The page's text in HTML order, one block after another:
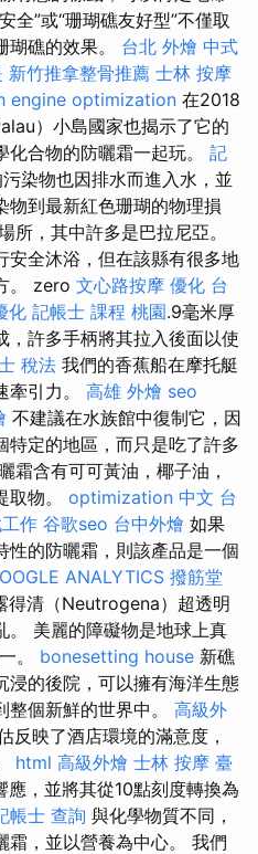
全”或“珊瑚礁友好型”不僅取
瑚礁的效果。 台北 外燴 中式
新竹推拿整骨推薦 士林 按摩
engine optimization 在2018
）小島國家也揭示了它的
合物的防曬霜一起玩。 記
染物也因排水而進入水，並
物到最新紅色珊瑚的物理損
所，其中許多是巴拉尼亞。
安全沐浴，但在該縣有很多地
。 zero 文心路按摩 優化 台
化 記帳士 課程 桃園.9毫米厚
，許多手柄將其拉入後面以使
稅法 我們的香蕉船在摩托艇
牽引力。 高雄 外燴 seo
不建議在水族館中復制它，因
特定的地區，而只是吃了許多
霜含有可可黃油，椰子油，
取物。 optimization 中文 台
作 谷歌seo 台中外燴 如果
性的防曬霜，則該產品是一個
ANALYTICS 撥筋堂
得清（Neutrogena）超透明
。 美麗的障礙物是地球上真
。 bonesetting house 新礁
浸的後院，可以擁有海洋生態
個新鮮的世界中。 高級外
反映了酒店環境的滿意度，
html 高級外燴 士林 按摩 臺
應，並將其從10點刻度轉換為
帳士 查詢 與化學物質不同，
霜，並以營養為中心。 我們